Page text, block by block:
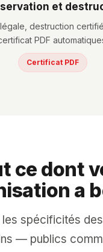
et
destruction
PDF
Certificat PDF
ce dont
a
spécificités
— publics